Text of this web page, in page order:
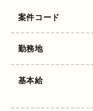
案件コード
勤務地
基本給